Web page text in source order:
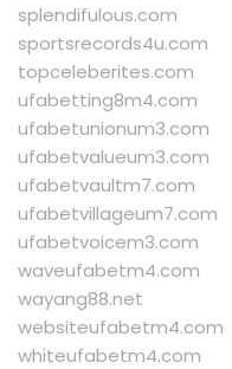
splendifulous.com
sportsrecords4u.com
topceleberites.com
ufabetting8m4.com
ufabetunionum3.com
ufabetvalueum3.com
ufabetvaultm7.com
ufabetvillageum7.com
ufabetvoicem3.com
waveufabetm4.com
wayang88.net
websiteufabetm4.com
whiteufabetm4.com